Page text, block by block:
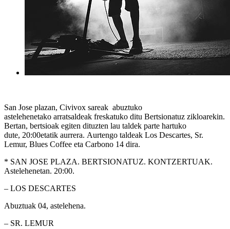
San Jose plazan, Civivox sareak abuztuko
astelehenetako arratsaldeak freskatuko ditu Bertsionatuz zikloarekin.
Bertan, bertsioak egiten dituzten lau taldek parte hartuko
dute, 20:00etatik aurrera. Aurtengo taldeak Los Descartes, Sr.
Lemur, Blues Coffee eta Carbono 14 dira.
* SAN JOSE PLAZA. BERTSIONATUZ. KONTZERTUAK.
Astelehenetan. 20:00.
– LOS DESCARTES
Abuztuak 04, astelehena.
– SR. LEMUR